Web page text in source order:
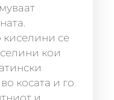
киселини се
кои
косата и го